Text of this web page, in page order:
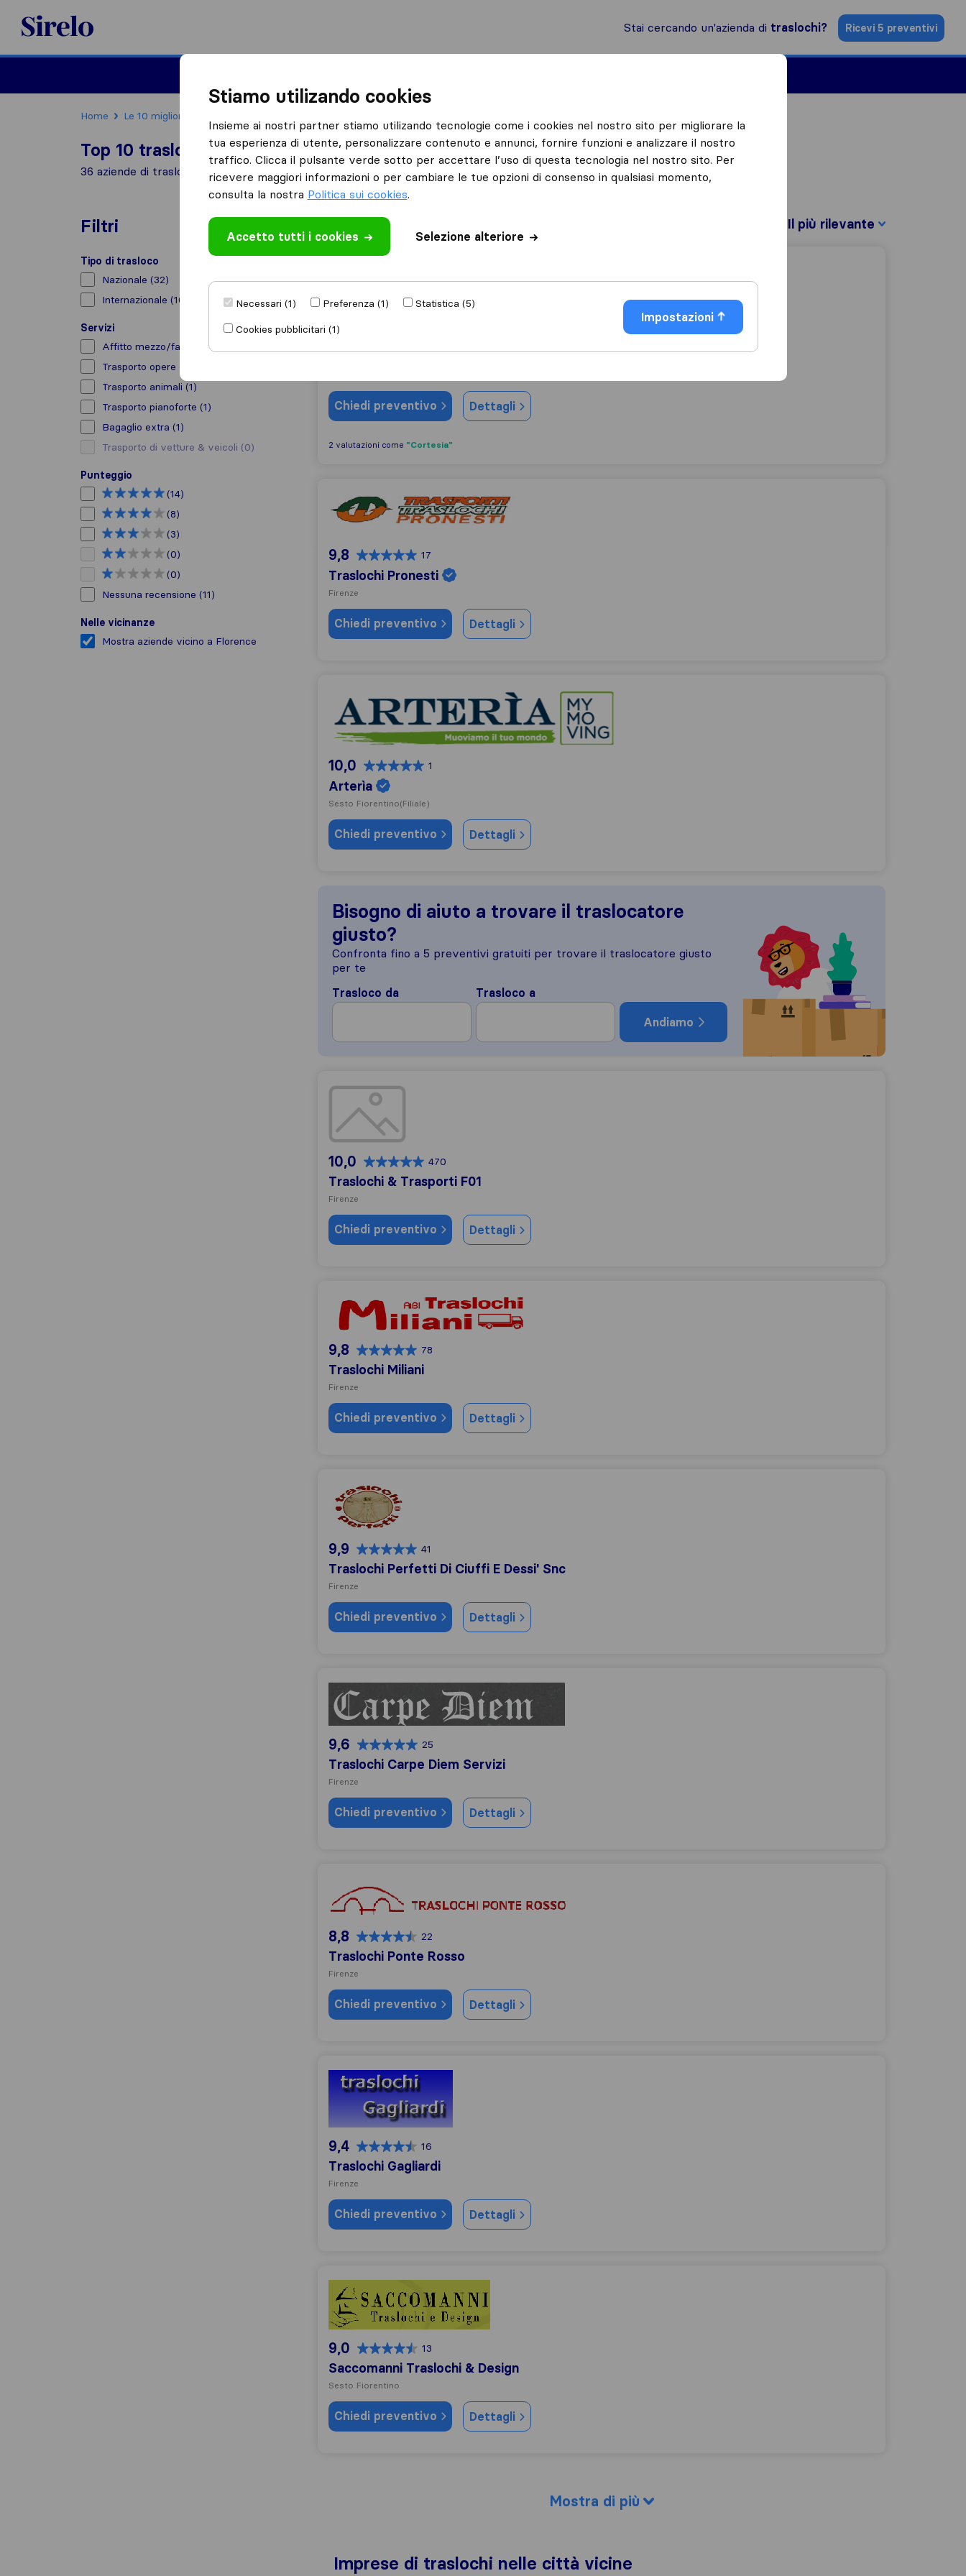
Sirelo.it
Stai cercando un'azienda di traslochi? Ricevi 5 preventivi
Home Le 10 migliori aziende di traslochi in Italia
Top 10 traslocatori a Florence
36 aziende di traslochi trovate a Florence
Filtri
Tipo di trasloco
Nazionale (32)
Internazionale (10)
Servizi
Affitto mezzo/facchino
Trasporto opere d’arte
Trasporto animali (1)
Trasporto pianoforte (1)
Bagaglio extra (1)
Trasporto di vetture & veicoli (0)
Punteggio
(14)
(8)
(3)
(0)
(0)
Nessuna recensione (11)
Nelle vicinanze
Mostra aziende vicino a Florence
9,7
Zeus Traslochi
Chiedi preventivo Dettagli
2 valutazioni come "Cortesia"
Traslochi Pronesti
9,8 17
Traslochi Pronesti
Firenze
Chiedi preventivo Dettagli
Arterìa
10,0 1
Arterìa
Sesto Fiorentino(Filiale)
Chiedi preventivo Dettagli
Bisogno di aiuto a trovare il traslocatore
giusto?
Confronta fino a 5 preventivi gratuiti per trovare il traslocatore giusto
per te
Trasloco da
Trasloco a
Andiamo
Traslochi & Trasporti F01
10,0 470
Traslochi & Trasporti F01
Firenze
Chiedi preventivo Dettagli
Traslochi Miliani
9,8 78
Traslochi Miliani
Firenze
Chiedi preventivo Dettagli
Traslochi Perfetti Di Ciuffi E Dessi' Snc
9,9 41
Traslochi Perfetti Di Ciuffi E Dessi' Snc
Firenze
Chiedi preventivo Dettagli
Traslochi Carpe Diem Servizi
9,6 25
Traslochi Carpe Diem Servizi
Firenze
Chiedi preventivo Dettagli
Traslochi Ponte Rosso
8,8 22
Traslochi Ponte Rosso
Firenze
Chiedi preventivo Dettagli
Traslochi Gagliardi
9,4 16
Traslochi Gagliardi
Firenze
Chiedi preventivo Dettagli
Saccomanni Traslochi & Design
9,0 13
Saccomanni Traslochi & Design
Sesto Fiorentino
Chiedi preventivo Dettagli
Mostra di più
Imprese di traslochi nelle città vicine
Stiamo utilizando cookies
Insieme ai nostri partner stiamo utilizando tecnologie come i cookies nel nostro sito per migliorare la
tua esperienza di utente, personalizzare contenuto e annunci, fornire funzioni e analizzare il nostro
traffico. Clicca il pulsante verde sotto per accettare l’uso di questa tecnologia nel nostro sito. Per
ricevere maggiori informazioni o per cambiare le tue opzioni di consenso in qualsiasi momento,
consulta la nostra Politica sui cookies.
Accetto tutti i cookies Selezione alteriore
Necessari (1) Preferenza (1)
Statistica (5)
Cookies pubblicitari (1)
Impostazioni